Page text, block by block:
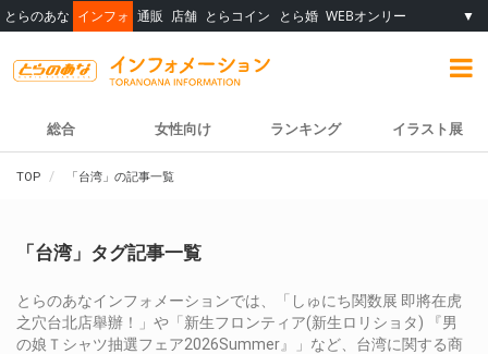
とらのあな インフォ 通販 店舗 とらコイン とら婚 WEBオンリー ▼
総合 女性向け ランキング イラスト展
TOP 「台湾」の記事一覧
「台湾」タグ記事一覧
とらのあなインフォメーションでは、「しゅにち関数展 即將在虎
之穴台北店舉辦！」や「新生フロンティア(新生ロリショタ) 『男
の娘Ｔシャツ抽選フェア2026Summer』」など、台湾に関する商